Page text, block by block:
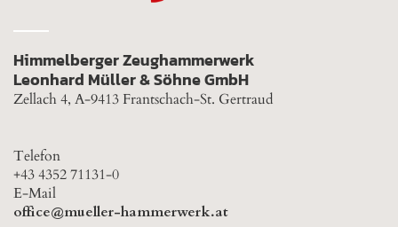
Himmelberger Zeughammerwerk
Leonhard Müller & Söhne GmbH
Zellach 4, A-9413 Frantschach-St. Gertraud
Telefon
+43 4352 71131-0
E-Mail
office@mueller-hammerwerk.at